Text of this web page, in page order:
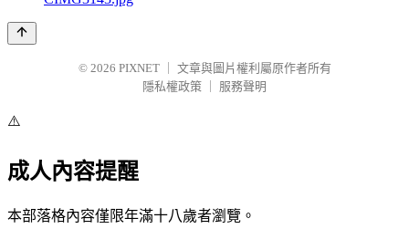
© 2026 PIXNET
文章與圖片權利屬原作者所有
隱私權政策
服務聲明
⚠️
成人內容提醒
本部落格內容僅限年滿十八歲者瀏覽。